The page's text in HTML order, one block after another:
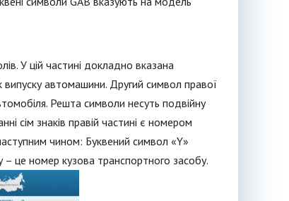
У цій частині докладно вказана
автомашини. Другий символ правої
Решта символи несуть подвійну
сім знаків правій частині є номером
чином: Буквений символ «Y»
– це номер кузова транспортного засобу.